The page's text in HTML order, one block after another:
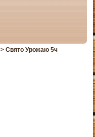
> Свято Урожаю 5ч